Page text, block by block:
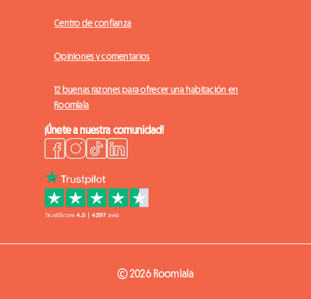
Centro de confianza
Opiniones y comentarios
12 buenas razones para ofrecer una habitación en
Roomlala
¡Únete a nuestra comunidad!
© 2026 Roomlala